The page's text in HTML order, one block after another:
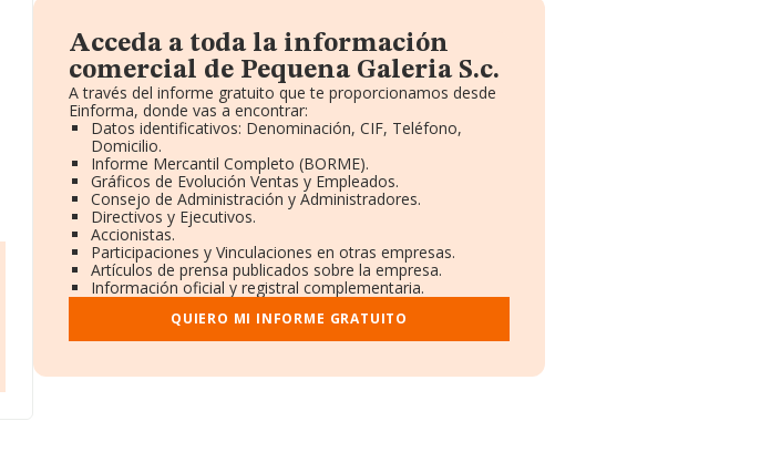
Acceda a toda la información
comercial de Pequena Galeria S.c.
A través del informe gratuito que te proporcionamos desde
Einforma, donde vas a encontrar:
Datos identificativos: Denominación, CIF, Teléfono,
Domicilio.
Informe Mercantil Completo (BORME).
Gráficos de Evolución Ventas y Empleados.
Consejo de Administración y Administradores.
Directivos y Ejecutivos.
Accionistas.
Participaciones y Vinculaciones en otras empresas.
Artículos de prensa publicados sobre la empresa.
Información oficial y registral complementaria.
QUIERO MI INFORME GRATUITO